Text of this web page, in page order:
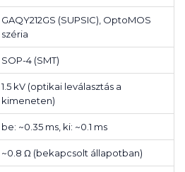
GAQY212GS (SUPSIC), OptoMOS
széria
SOP-4 (SMT)
1.5 kV (optikai leválasztás a
kimeneten)
be: ~0.35 ms, ki: ~0.1 ms
~0.8 Ω (bekapcsolt állapotban)